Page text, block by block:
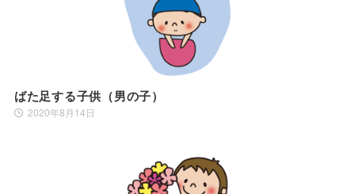
ばた足する子供（男の子）
2020年8月14日